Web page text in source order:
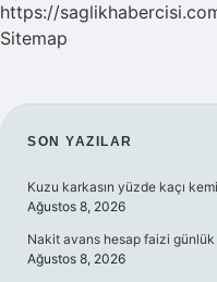
https://
Sitemap
SIDEBAR
SON YAZILAR
Kuzu karkasın yüzde kaçı
Ağustos 8, 2026
Nakit avans hesap faizi günlük
Ağustos 8, 2026